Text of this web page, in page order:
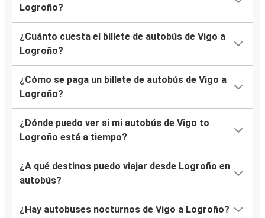
Logroño?
¿Cuánto cuesta el billete de autobús de Vigo a
Logroño?
¿Cómo se paga un billete de autobús de Vigo a
Logroño?
¿Dónde puedo ver si mi autobús de Vigo to
Logroño está a tiempo?
¿A qué destinos puedo viajar desde Logroño en
autobús?
¿Hay autobuses nocturnos de Vigo a Logroño?